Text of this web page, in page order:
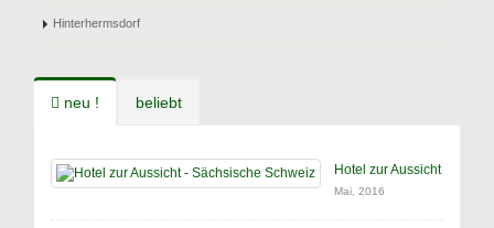
Hinterhermsdorf
neu ! beliebt
Hotel zur Aussicht
Mai, 2016